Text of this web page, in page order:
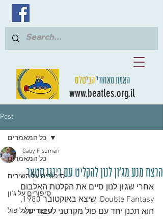
האמת מאחוריהביטלס
www.beatles.org.il
Post
כל המאמרים
סיפורים על השירים
סיפורים על ג'ון
סיפורים על פול
כל המאמרים
הרצח מנע מג'ון לנון להקליט עם רינגו סטאר
Gaby Fiszman
אחרי שג'ון לנון סיים את הקלטת האלבום
Double Fantasy, שיצא באוקטובר 1980,
הוא תכנן יחד עם פול מקרטני לעבוד על